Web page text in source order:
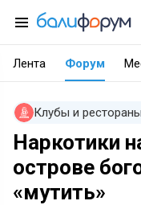
Лента Форум
Клубы и рестораны
Наркотики
острове
«мутить»